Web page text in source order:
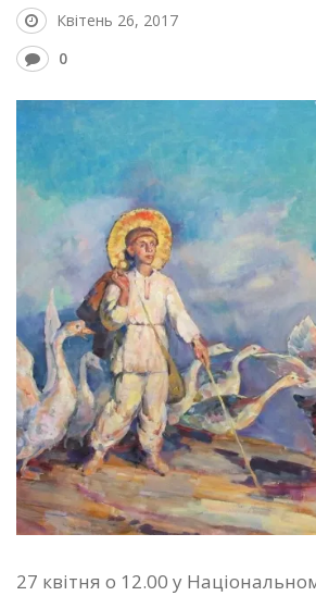
Квітень 26, 2017
0
27 квітня о 12.00 у